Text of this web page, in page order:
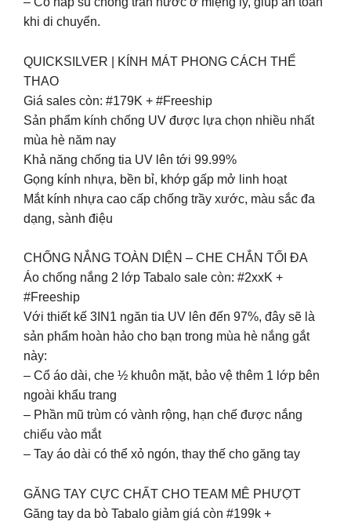
khi di chuyển.
QUICKSILVER | KÍNH MÁT PHONG CÁCH THỂ
THAO
Giá sales còn: #179K + #Freeship
Sản phẩm kính chống UV được lựa chọn nhiều nhất
mùa hè năm nay
Khả năng chống tia UV lên tới 99.99%
Gọng kính nhựa, bền bỉ, khớp gấp mở linh hoạt
Mắt kính nhựa cao cấp chống trầy xước, màu sắc đa
dạng, sành điệu
CHỐNG NẮNG TOÀN DIỆN – CHE CHẮN TỐI ĐA
Áo chống nắng 2 lớp Tabalo sale còn: #2xxK +
#Freeship
Với thiết kế 3IN1 ngăn tia UV lên đến 97%, đây sẽ là
sản phẩm hoàn hảo cho bạn trong mùa hè nắng gắt
này:
– Cổ áo dài, che ½ khuôn mặt, bảo vệ thêm 1 lớp bên
ngoài khẩu trang
– Phần mũ trùm có vành rộng, hạn chế được nắng
chiếu vào mắt
– Tay áo dài có thể xỏ ngón, thay thế cho găng tay
GĂNG TAY CỰC CHẤT CHO TEAM MÊ PHƯỢT
Găng tay da bò Tabalo giảm giá còn #199k +